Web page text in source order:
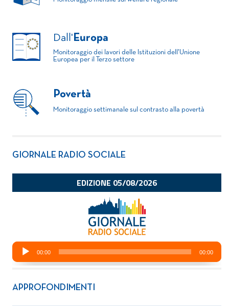
Dall' Europa
Monitoraggio dei lavori delle Istituzioni dell'Unione
Europea per il Terzo settore
Povertà
Monitoraggio settimanale sul contrasto alla povertà
GIORNALE RADIO SOCIALE
APPROFONDIMENTI